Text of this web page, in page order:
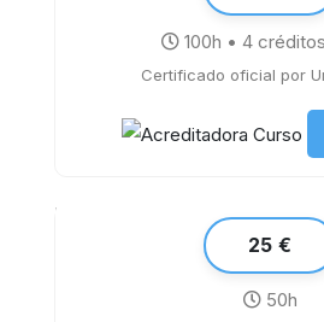
actuación
100h • 4
Certificado oficial por
25 €
50h